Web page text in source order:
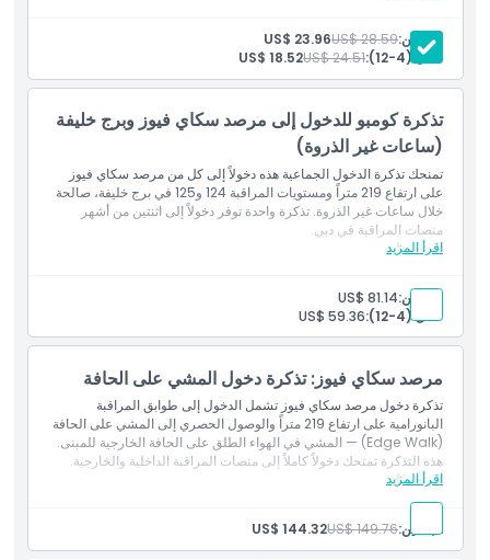
الموقع
سياسة الإلغاء
دخول مرصد سكاي فيوز (الطابقان 52 و53)
الوصول إلى الشريحة الزجاجية (جولة واحدة مشمولة)
إطلالات بانورامية 360° على أفق دبي
البالغين:US$ 28.59
US$ 23.96
طفل (4-12):
US$ 24.51
US$ 18.52
تذكرة كومبو للدخول إلى مرصد سكاي فيوز وبرج خليفة
(ساعات غير الذروة)
تمنحك تذكرة الدخول الجماعية هذه دخولاً إلى كل من مرصد سكاي فيوز
على ارتفاع 219 متراً ومستويات المراقبة 124 و125 في برج خليفة، صالحة
خلال ساعات غير الذروة. تذكرة واحدة توفر دخولاً إلى اثنتين من أشهر
منصات المراقبة في دبي.
اقرأ المزيد
المتضمنات
دخول برج خليفة (المستويان 124 و125)
صالح خلال ساعات غير الذروة
إطلالات بانورامية 360° من كلتا منصتي المراقبة
البالغين:US$ 81.14
طفل (4-12):
US$ 59.36
مرصد سكاي فيوز: تذكرة دخول المشي على الحافة
تذكرة دخول مرصد سكاي فيوز تشمل الدخول إلى طوابق المراقبة
البانورامية على ارتفاع 219 متراً والوصول الحصري إلى المشي على الحافة
(Edge Walk) — المشي في الهواء الطلق على الحافة الخارجية للمبنى.
هذه التذكرة تمنحك دخولاً كاملاً إلى منصات المراقبة الداخلية والخارجية.
اقرأ المزيد
المتضمنات
دخول مرصد سكاي فيوز (الطابقان 52 و53)
الوصول إلى المشي على الحافة (المشي في الهواء الطلق على ارتفاع
219م)
البالغين:US$ 149.76
US$ 144.32